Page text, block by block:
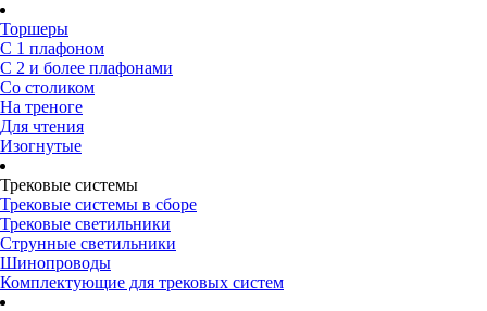
Торшеры
С 1 плафоном
С 2 и более плафонами
Со столиком
На треноге
Для чтения
Изогнутые
Трековые системы
Трековые системы в сборе
Трековые светильники
Струнные светильники
Шинопроводы
Комплектующие для трековых систем